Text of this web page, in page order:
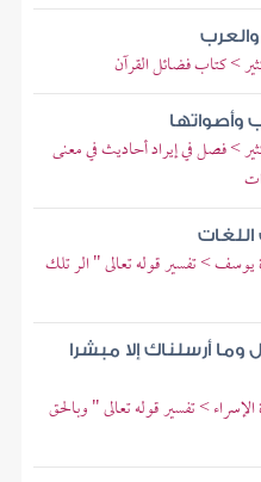
> كتاب فضائل القرآن
وأصواتها
> فصل في إيراد أحاديث في معنى
يوسف > تفسير قوله تعالى " الر تلك
وما أرسلناك إلا مبشرا
> تفسير قوله تعالى " وبالحق